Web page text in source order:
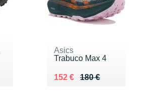
Asics
Trabuco Max 4
180 €
Au lieu de 180 €
152 €
Vendu 152 €